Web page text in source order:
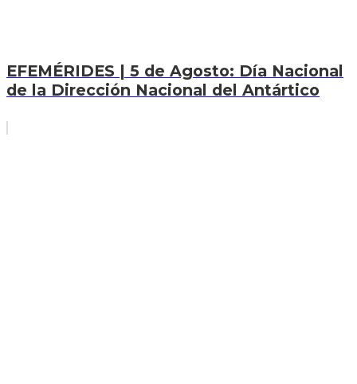
EFEMÉRIDES | 5 de Agosto: Día Nacional
de la Dirección Nacional del Antártico